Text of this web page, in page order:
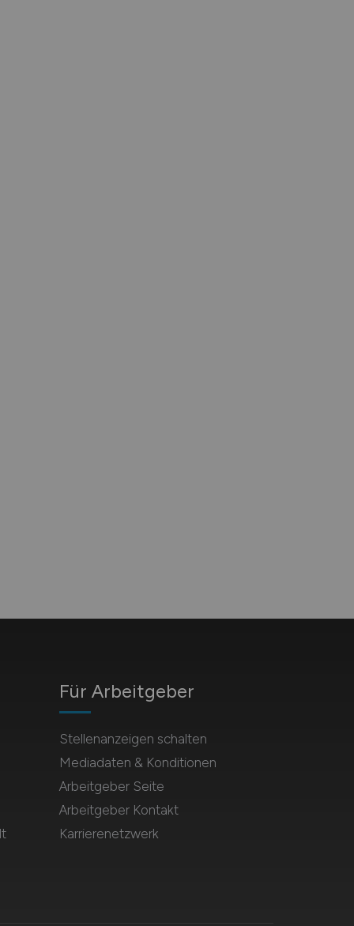
Für Arbeitgeber
Stellenanzeigen schalten
Mediadaten & Konditionen
Arbeitgeber Seite
Arbeitgeber Kontakt
Karrierenetzwerk